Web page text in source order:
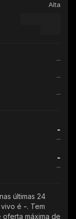
Alta
-
-
nas últimas 24
é -. Tem
oferta máxima de